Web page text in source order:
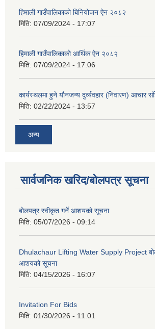
हिमाली गाउँपालिकाकाे बिनियोजन ऐन २०८२
मिति: 07/09/2024 - 17:07
हिमाली गाउँपालिकाकाे आर्थिक ऐन २०८२
मिति: 07/09/2024 - 17:06
कार्यस्थलमा हुने यौनजन्य दुर्व्यवहार (निवारण) आचार
मिति: 02/22/2024 - 13:57
अन्य
सार्वजनिक खरिद/बोलपत्र सूचना
बोलपत्र स्वीकृत गर्ने आशयको सूचना
मिति: 05/07/2026 - 09:14
Dhulachaur Lifting Water Supply Project
आशयको सूचना
मिति: 04/15/2026 - 16:07
Invitation For Bids
मिति: 01/30/2026 - 11:01